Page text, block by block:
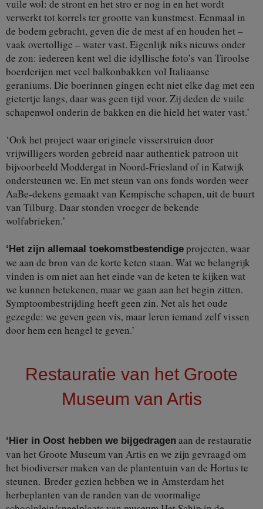
vuile wol: de stront en het stro er nog in en het wordt
verwerkt tot korrels ter grootte van kunstmest. Eenmaal in
de bodem gebracht, geven die de mest af en houden het –
vaak overtollige – water vast. Eigenlijk niks nieuws onder
de zon: iedereen kent wel die idyllische foto’s van Tiroolse
boerderijen met veel balkonbakken vol Italiaanse
geraniums. Die boerinnen gingen echt niet elke dag met een
gietertje langs, daar was geen tijd voor. Zij deden de vuile
schapenwol onderin de bakken en die hield het water vast.’
‘Ook het project waar originele visserstruien door
vrijwilligers worden gebreid naar authentiek patroon uit
bijvoorbeeld Moddergat in Noord-Friesland of in Katwijk
ondersteunen we. En met steun van ons fonds worden weer
AaBe-dekens gemaakt van Kempische schapen, uit de buurt
van Tilburg. Daar stonden vroeger de bekende
wolfabrieken.’
‘Het zijn allemaal toekomstbestendige projecten, waar
we aan de bron van de korte keten staan. Wat we belangrijk
vinden is om niet aan het einde van de keten te kijken wat
we kunnen betekenen, maar we gaan aan het begin zitten.
Symptoombestrijding heeft geen zin. Net als het oude
gezegde: we geven geen vis, maar leren iemand zelf vissen
door hem een hengel te geven.’
Restauratie van het Groote
Museum van Artis
‘Hier in Oost hebben we bijgedragen aan de restauratie
van het Groote Museum van Artis en we zijn gevraagd om
het biodiverser maken van de plantentuin van de Hortus te
steunen. Breder gezien hebben we in Amsterdam het
herbeplanten van de randen van de voormalige